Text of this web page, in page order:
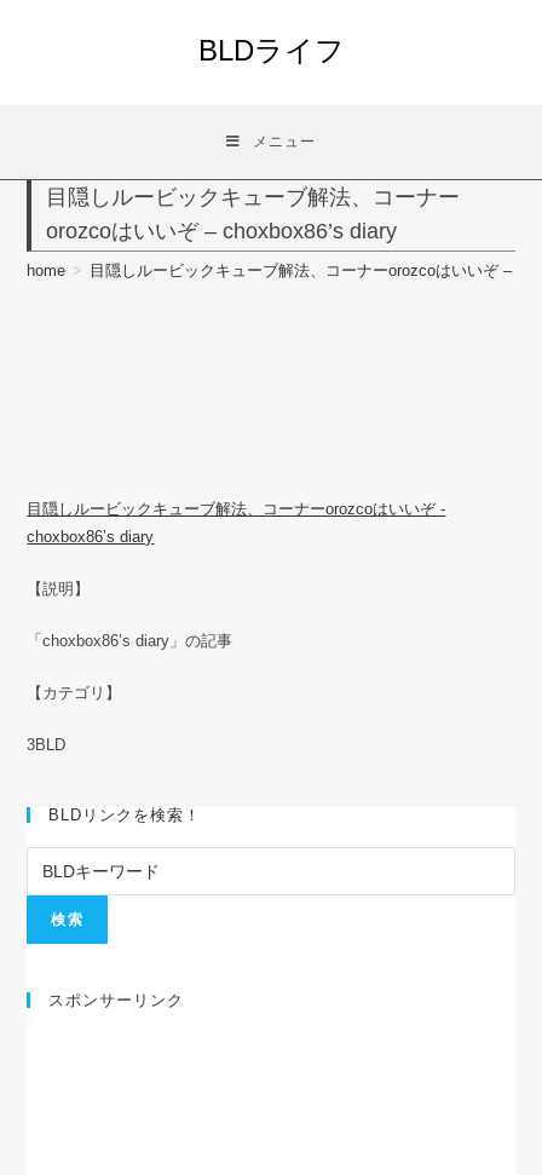
ス
BLDライフ
メニュー
目隠しルービックキューブ解法、コーナー
orozcoはいいぞ – choxbox86’s diary
home > 目隠しルービックキューブ解法、コーナーorozcoはいいぞ –
目隠しルービックキューブ解法、コーナーorozcoはいいぞ -
choxbox86’s diary
【説明】
「choxbox86’s diary」の記事
【カテゴリ】
3BLD
BLDリンクを検索！
スポンサーリンク